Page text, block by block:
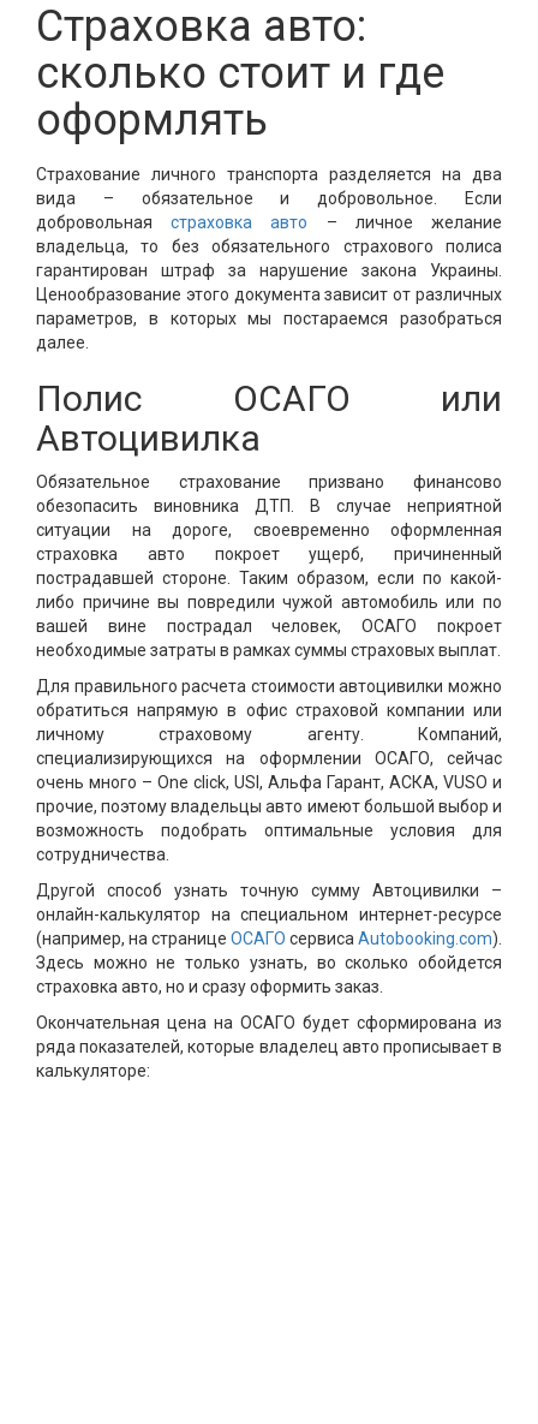
Страховка авто:
сколько стоит и где
оформлять
Страхование личного транспорта разделяется на два
вида – обязательное и добровольное. Если
добровольнаястраховка авто – личное желание
владельца, то без обязательного страхового полиса
гарантирован штраф за нарушение закона Украины.
Ценообразование этого документа зависит от различных
параметров, в которых мы постараемся разобраться
далее.
Полис ОСАГО или
Автоцивилка
Обязательное страхование призвано финансово
обезопасить виновника ДТП. В случае неприятной
ситуации на дороге, своевременно оформленная
страховка авто покроет ущерб, причиненный
пострадавшей стороне. Таким образом, если по какой-
либо причине вы повредили чужой автомобиль или по
вашей вине пострадал человек, ОСАГО покроет
необходимые затраты в рамках суммы страховых выплат.
Для правильного расчета стоимости автоцивилки можно
обратиться напрямую в офис страховой компании или
личному страховому агенту. Компаний,
специализирующихся на оформлении ОСАГО, сейчас
очень много – One click, USI, Альфа Гарант, АСКА, VUSO и
прочие, поэтому владельцы авто имеют большой выбор и
возможность подобрать оптимальные условия для
сотрудничества.
Другой способ узнать точную сумму Автоцивилки –
онлайн-калькулятор на специальном интернет-ресурсе
(например, на странице ОСАГО сервиса Autobooking.com).
Здесь можно не только узнать, во сколько обойдется
страховка авто, но и сразу оформить заказ.
Окончательная цена на ОСАГО будет сформирована из
ряда показателей, которые владелец авто прописывает в
калькуляторе: